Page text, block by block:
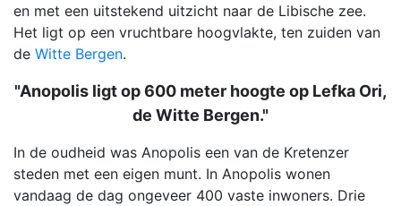
en met een uitstekend uitzicht naar de Libische zee.
Het ligt op een vruchtbare hoogvlakte, ten zuiden van
de Witte Bergen.
"Anopolis ligt op 600 meter hoogte op Lefka Ori,
de Witte Bergen."
In de oudheid was Anopolis een van de Kretenzer
steden met een eigen munt. In Anopolis wonen
vandaag de dag ongeveer 400 vaste inwoners. Drie